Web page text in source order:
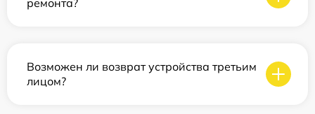
ремонта?
Возможен ли возврат устройства третьим
лицом?